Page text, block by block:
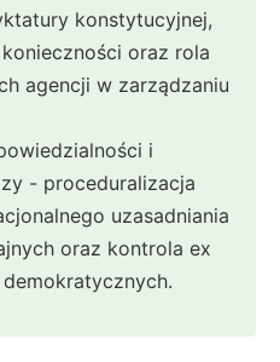
konstytucyjnej,
oraz rola
agencji w zarządzaniu
i
- proceduralizacja
uzasadniania
oraz kontrola ex